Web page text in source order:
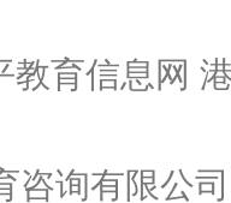
教育信息网
咨询有限公